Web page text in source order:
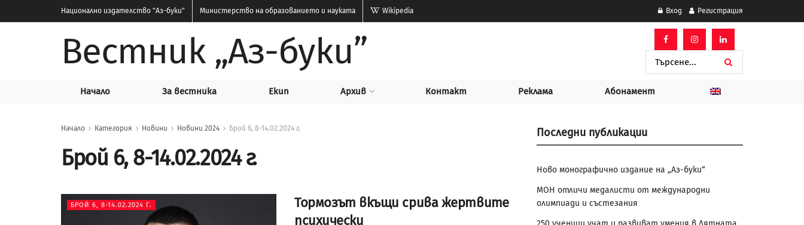
Национално издателство "Аз-буки" Министерство на образованието и науката Wikipedia Вход Регистрация
Вестник „Аз-буки”
Начало За вестника Екип Архив Контакт Реклама Абонамент
Начало Категория Новини Новини 2024 Брой 6, 8-14.02.2024 г.
Брой 6, 8-14.02.2024 г.
БРОЙ 6, 8-14.02.2024 Г.
Тормозът вкъщи срива жертвите
психически
Последни публикации
Ново монографично издание на „Аз-буки“
МОН отличи медалисти от международни
олимпиади и състезания